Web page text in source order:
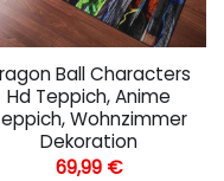
Ball Characters
Hd Teppich, Anime
Wohnzimmer
Dekoration
69,99 €